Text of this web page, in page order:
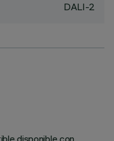
DALI-2
disponible con